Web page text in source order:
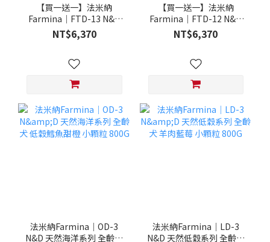
【買一送一】法米納
Farmina｜FTD-13 N&D
天然培育系列-全齡犬-頂級
鮭魚-潔牙顆粒 20KG §下
NT$6,370
【買一送一】法米納
Farmina｜FTD-12 N&D
天然培育系列-全齡犬-頂級
雞肉-潔牙顆粒 20KG §下
NT$6,370
法米納Farmina｜OD-3
N&D 天然海洋系列 全齡犬
法米納Farmina｜LD-3
N&D 天然低穀系列 全齡犬